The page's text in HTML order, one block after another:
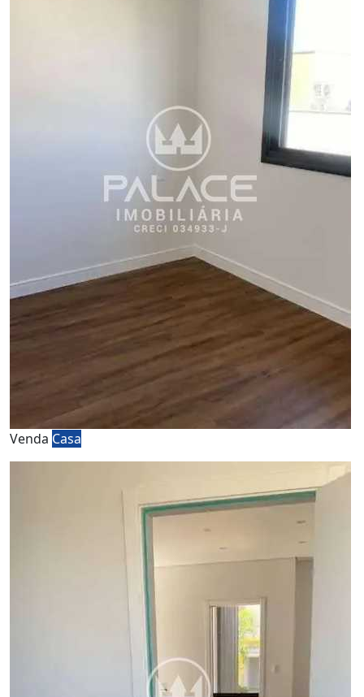
Venda Casa